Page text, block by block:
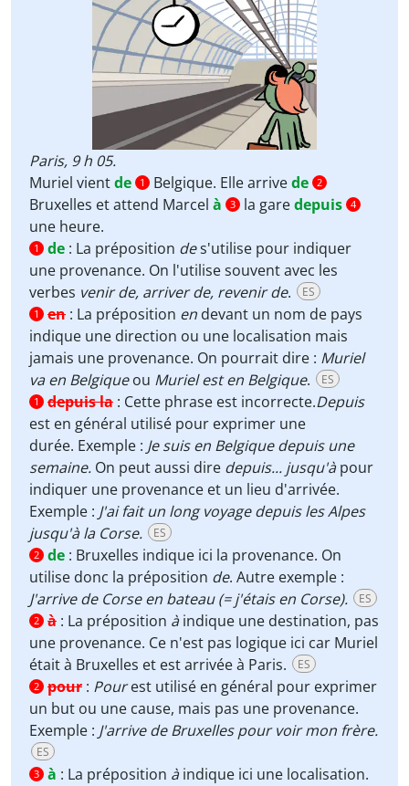
Paris, 9 h 05.
Muriel vientde 1 Belgique. Elle arrivede 2
Bruxelles et attend Marcel à 3 la garedepuis 4
une heure.
1 de : La préposition des'utilise pour indiquer
une provenance. On l'utilise souvent avec les
verbes venir de, arriver de, revenir de. ES
1 en : La préposition en devant un nom de pays
indique une direction ou une localisation mais
jamais une provenance. On pourrait dire : Muriel
va en Belgiqueou Muriel est en Belgique. ES
1 depuis la : Cette phrase est incorrecte.Depuis
est en général utilisé pour exprimer une
durée. Exemple : Je suis en Belgique depuis une
semaine. On peut aussi dire depuis... jusqu'àpour
indiquer une provenance et un lieu d'arrivée.
Exemple : J'ai fait un long voyage depuis les Alpes
jusqu'à la Corse.
ES
2 de : Bruxelles indique ici la provenance. On
utilise donc la préposition de. Autre exemple :
J'arrive de Corse en bateau (= j'étais en Corse).
ES
2 à : La préposition àindique une destination, pas
une provenance. Ce n'est pas logique ici car Muriel
était à Bruxelles et est arrivée à Paris.
ES
2 pour : Pourest utilisé en général pour exprimer
un but ou une cause, mais pas une provenance.
Exemple : J'arrive de Bruxelles pour voir mon frère.
ES
3 à : La préposition àindique ici une localisation.